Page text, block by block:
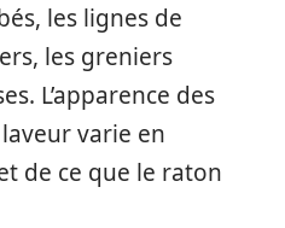
les lignes de
les greniers
L’apparence des
varie en
de ce que le raton